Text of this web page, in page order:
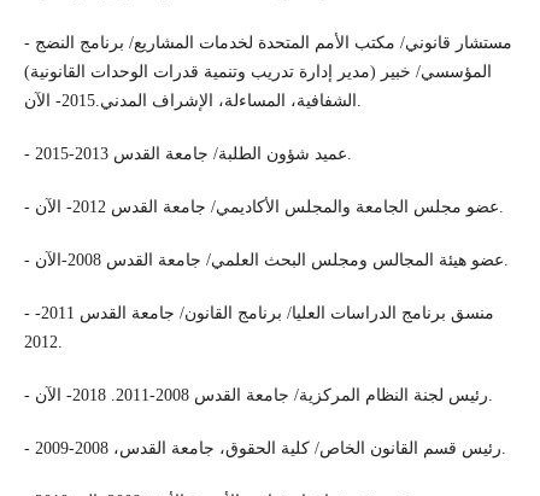
- مستشار قانوني/ مكتب الأمم المتحدة لخدمات المشاريع/ برنامج النضج
المؤسسي/ خبير (مدير إدارة تدريب وتنمية قدرات الوحدات القانونية)
- منسق برنامج الدراسات العليا/ برنامج القانون/ جامعة القدس 2011-